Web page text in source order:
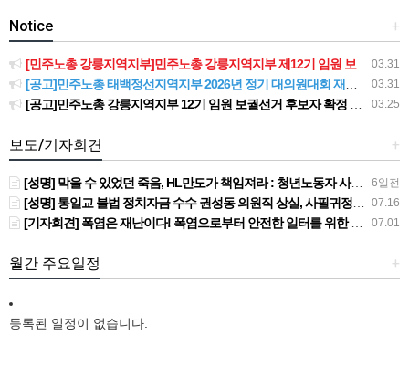
+
Notice
03.31
[민주노총 강릉지역지부]민주노총 강릉지역지부 제12기 임원 보궐선거결과 공고
03.31
[공고]민주노총 태백정선지역지부 2026년 정기 대의원대회 재소집 건
03.25
[공고]민주노총 강릉지역지부 12기 임원 보궐선거 후보자 확정 공고
+
보도/기자회견
6일전
[성명] 막을 수 있었던 죽음, HL만도가 책임져라 : 청년노동자 사망사고의 철저한 진상규명과 재발방지 대책 마련하라
07.16
[성명] 통일교 불법 정치자금 수수 권성동 의원직 상실, 사필귀정이다
07.01
[기자회견] 폭염은 재난이다! 폭염으로부터 안전한 일터를 위한 민주노총 강원지역본부 폭염감시단 선포 기자회견
+
월간 주요일정
등록된 일정이 없습니다.